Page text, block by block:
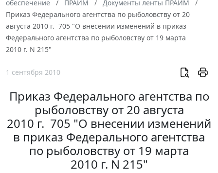
обеспечение
ПРАЙМ
Документы ленты ПРАЙМ
Приказ Федерального агентства по рыболовству от 20
августа 2010 г. 705 "О внесении изменений в приказ
Федерального агентства по рыболовству от 19 марта
2010 г. N 215"
1 сентября 2010
Приказ Федерального агентства по
рыболовству от 20 августа
2010 г. 705 "О внесении изменений
в приказ Федерального агентства
по рыболовству от 19 марта
2010 г. N 215"